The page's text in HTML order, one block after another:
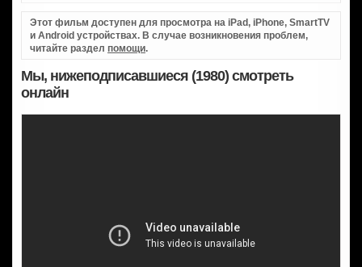
Этот фильм доступен для просмотра на iPad, iPhone, SmartTV
и Android устройствах. В случае возникновения проблем,
читайте раздел помощи.
Мы, нижеподписавшиеся (1980) смотреть
онлайн